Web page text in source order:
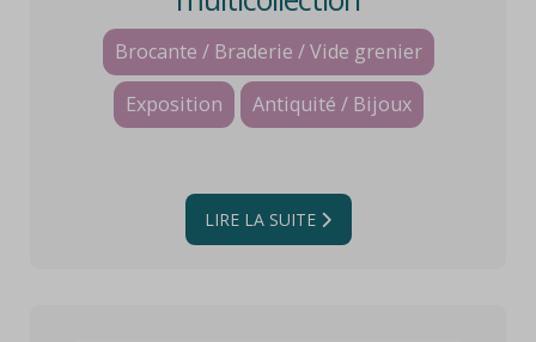
Brocante / Braderie / Vide grenier
Exposition
Antiquité / Bijoux
LIRE LA SUITE